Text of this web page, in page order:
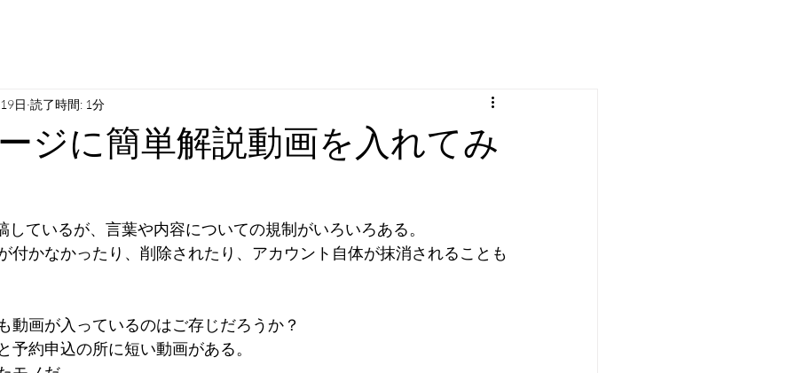
ジに簡単解説動画を入れてみ
日 読了時間: 1分
しているが、言葉や内容についての規制がいろいろある。
付かなかったり、削除されたり、アカウント自体が抹消されることも
動画が入っているのはご存じだろうか？
予約申込の所に短い動画がある。